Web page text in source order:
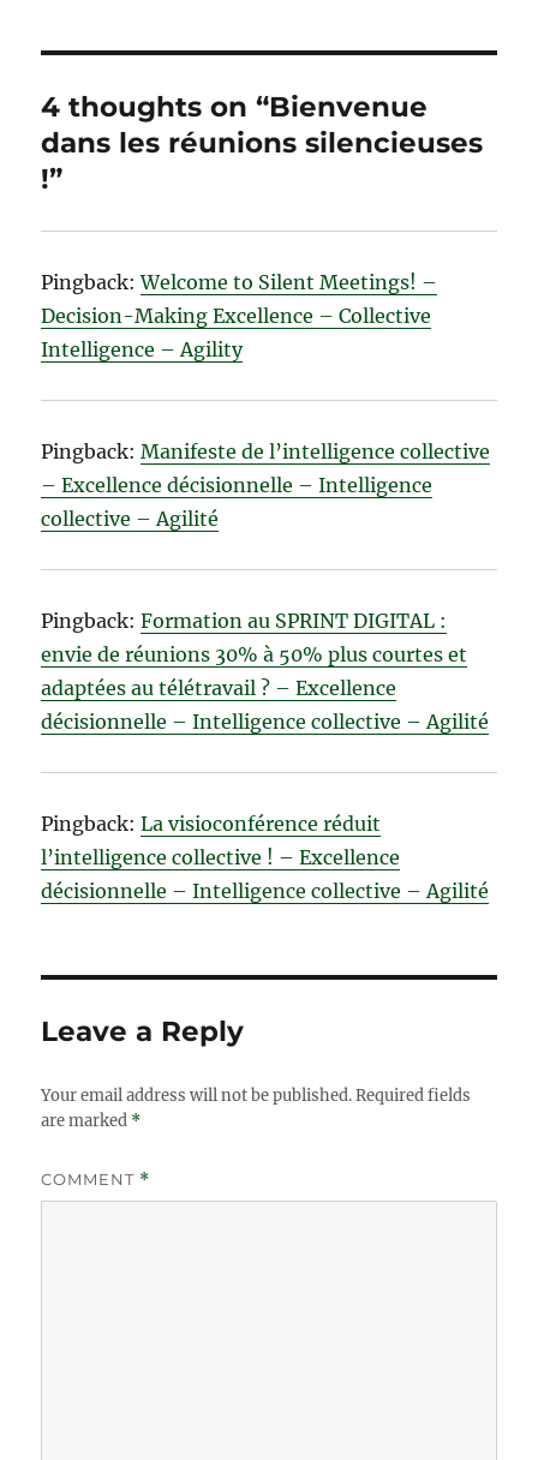
4 thoughts on “Bienvenue
dans les réunions silencieuses
!”
Pingback:Welcome to Silent Meetings! –
Decision-Making Excellence – Collective
Intelligence – Agility
Pingback:Manifeste de l’intelligence collective
– Excellence décisionnelle – Intelligence
collective – Agilité
Pingback:Formation au SPRINT DIGITAL :
envie de réunions 30% à 50% plus courtes et
adaptées au télétravail ? – Excellence
décisionnelle – Intelligence collective – Agilité
Pingback:La visioconférence réduit
l’intelligence collective ! – Excellence
décisionnelle – Intelligence collective – Agilité
Leave a Reply
Your email address will not be published. Required fields
are marked *
COMMENT *